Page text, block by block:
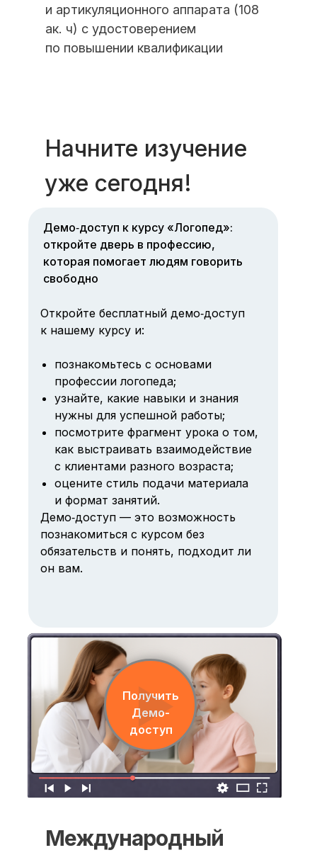
и артикуляционного аппарата (108
ак. ч) с удостоверением
по повышении квалификации
Начните изучение
уже сегодня!
Демо‑доступ к курсу «Логопед»:
откройте дверь в профессию,
которая помогает людям говорить
свободно
Откройте бесплатный демо‑доступ
к нашему курсу и:
познакомьтесь с основами
профессии логопеда;
узнайте, какие навыки и знания
нужны для успешной работы;
посмотрите фрагмент урока о том,
как выстраивать взаимодействие
с клиентами разного возраста;
оцените стиль подачи материала
и формат занятий.
Демо‑доступ — это возможность
познакомиться с курсом без
обязательств и понять, подходит ли
он вам.
Получить
Демо-
доступ
Международный